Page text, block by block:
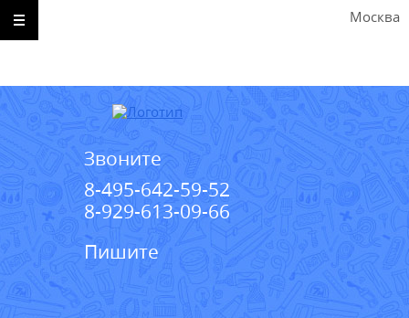
Москва
Звоните
8-495-642-59-52
8-929-613-09-66
Пишите